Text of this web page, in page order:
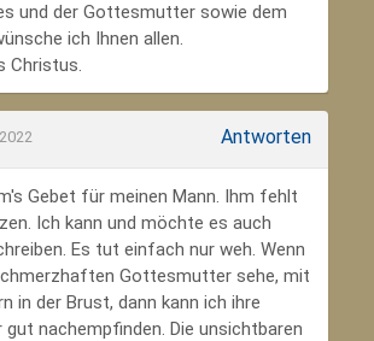
und der Gottesmutter sowie dem
ich Ihnen allen.
Christus.
Antworten
Gebet für meinen Mann. Ihm fehlt
Ich kann und möchte es auch
Es tut einfach nur weh. Wenn
Gottesmutter sehe, mit
in der Brust, dann kann ich ihre
gut nachempfinden. Die unsichtbaren